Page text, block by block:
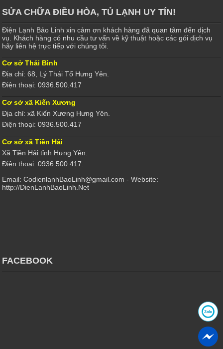
SỬA CHỮA ĐIỀU HÒA, TỦ LẠNH UY TÍN!
Điện Lạnh Bảo Linh xin cảm ơn khách hàng đã quan tâm đến dịch
vụ. Khách hàng có nhu cầu tư vấn về kỹ thuật hoặc các gói dịch vụ
hãy liên hệ trực tiếp với chúng tôi.
Cơ sở Thái Bình
Địa chỉ: 68, Lý Thái Tổ Hưng Yên.
Điện thoại: 0936.500.417
Cơ sở xã Kiến Xương
Địa chỉ: xã Kiến Xương Hưng Yên.
Điện thoại: 0936.500.417
Cơ sở xã Tiền Hải
Xã Tiền Hải tỉnh Hưng Yên.
Điện thoại: 0936.500.417.
Email: CodienlanhBaoLinh@gmail.com - Website:
http://DienLanhBaoLinh.Net
FACEBOOK